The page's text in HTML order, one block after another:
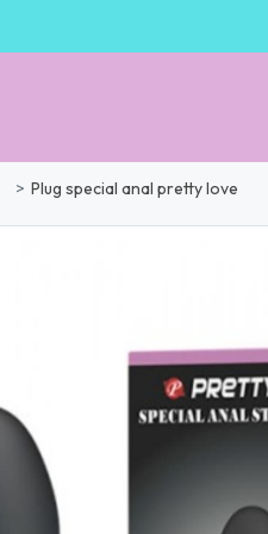
Plug special anal pretty love